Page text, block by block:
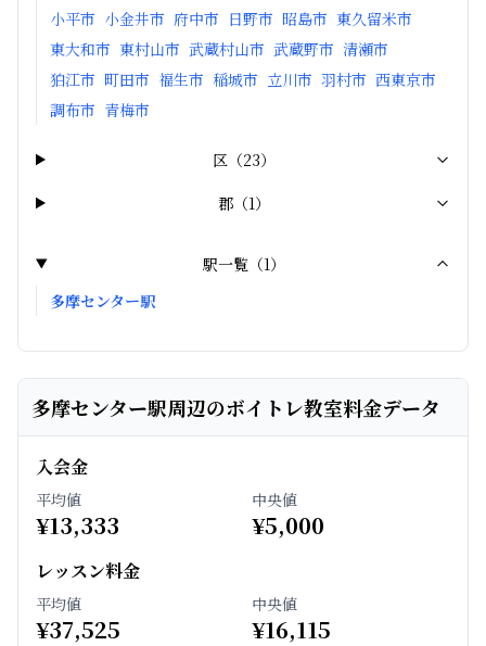
小平市 小金井市 府中市 日野市 昭島市 東久留米市
東大和市 東村山市 武蔵村山市 武蔵野市 清瀬市
狛江市 町田市 福生市 稲城市 立川市 羽村市 西東京市
調布市 青梅市
区 （23）
郡 （1）
駅一覧（1）
多摩センター駅
多摩センター駅周辺のボイトレ教室料金データ
入会金
平均値
¥13,333
中央値
¥5,000
レッスン料金
平均値
¥37,525
中央値
¥16,115